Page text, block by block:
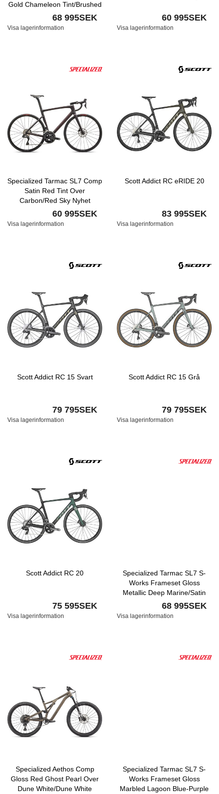
Gold Chameleon Tint/Brushed
Chrome Nyhet
68 995SEK
Visa lagerinformation
60 995SEK
Visa lagerinformation
Specialized Tarmac SL7 Comp
Satin Red Tint Over
Carbon/Red Sky Nyhet
60 995SEK
Visa lagerinformation
Scott Addict RC eRIDE 20
83 995SEK
Visa lagerinformation
Scott Addict RC 15 Svart
79 795SEK
Visa lagerinformation
Scott Addict RC 15 Grå
79 795SEK
Visa lagerinformation
Scott Addict RC 20
75 595SEK
Visa lagerinformation
Specialized Tarmac SL7 S-
Works Frameset Gloss
Metallic Deep Marine/Satin
Black Chrome
68 995SEK
Visa lagerinformation
Specialized Aethos Comp
Gloss Red Ghost Pearl Over
Dune White/Dune White
Specialized Tarmac SL7 S-
Works Frameset Gloss
Marbled Lagoon Blue-Purple